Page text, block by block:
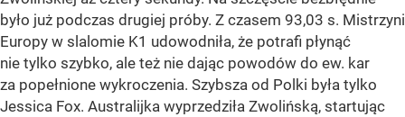
było już podczas drugiej próby. Z czasem 93,03 s. Mistrzyni
Europy w slalomie K1 udowodniła, że potrafi płynąć
nie tylko szybko, ale też nie dając powodów do ew. kar
za popełnione wykroczenia. Szybsza od Polki była tylko
Jessica Fox. Australijka wyprzedziła Zwolińską, startując